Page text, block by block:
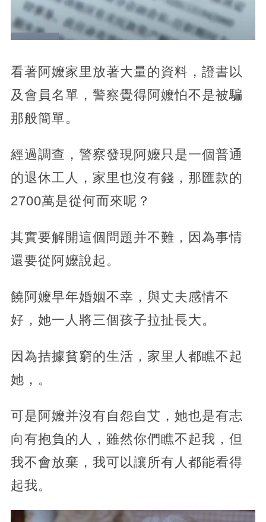
看著阿嬤家里放著大量的資料，證書以
及會員名單，警察覺得阿嬤怕不是被騙
那般簡單。
經過調查，警察發現阿嬤只是一個普通
的退休工人，家里也沒有錢，那匯款的
2700萬是從何而來呢？
其實要解開這個問題并不難，因為事情
還要從阿嬤說起。
饒阿嬤早年婚姻不幸，與丈夫感情不
好，她一人將三個孩子拉扯長大。
因為拮據貧窮的生活，家里人都瞧不起
她，。
可是阿嬤并沒有自怨自艾，她也是有志
向有抱負的人，雖然你們瞧不起我，但
我不會放棄，我可以讓所有人都能看得
起我。